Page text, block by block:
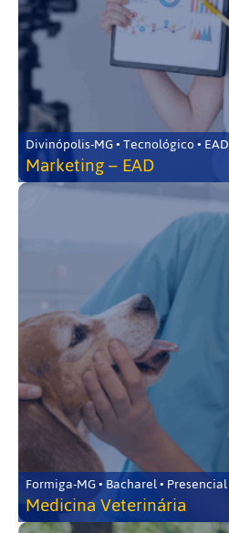
Divinópolis-MG • Tecnológico • EAD
Marketing – EAD
Formiga-MG • Bacharel • Presencial
Medicina Veterinária